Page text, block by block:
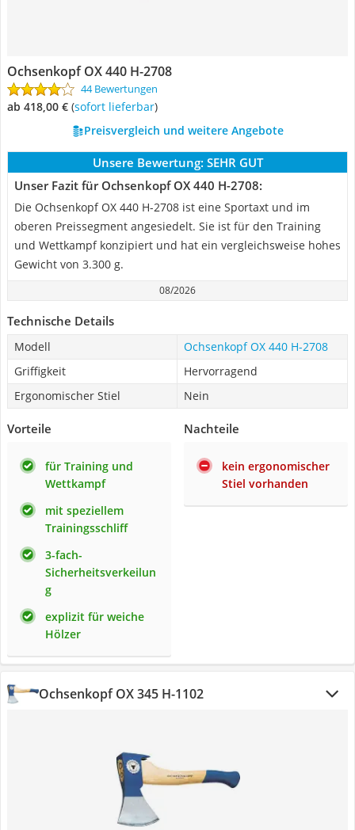
Ochsenkopf OX 440 H-2708
44 Bewertungen
ab 418,00 € ( Sofort lieferbar)
Preisvergleich und weitere Angebote
Unsere Bewertung: SEHR GUT
Unser Fazit für Ochsenkopf OX 440 H-2708:
Die Ochsenkopf OX 440 H-2708 ist eine Sportaxt und im
oberen Preissegment angesiedelt. Sie ist für den Training
und Wettkampf konzipiert und hat ein vergleichsweise hohes
Gewicht von 3.300 g.
08/2026
Technische Details
Modell
Ochsenkopf OX 440 H-2708
Griffigkeit
Hervorragend
Ergonomischer Stiel
Nein
Vorteile
für Training und
Wettkampf
mit speziellem
Trainingsschliff
3-fach-
Sicherheitsverkeilun
g
explizit für weiche
Hölzer
Nachteile
kein ergonomischer
Stiel vorhanden
Ochsenkopf OX 345 H-1102